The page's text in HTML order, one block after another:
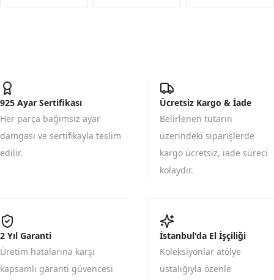
925 Ayar Sertifikası
Her parça bağımsız ayar
damgası ve sertifikayla teslim
edilir.
Ücretsiz Kargo & İade
Belirlenen tutarın
üzerindeki siparişlerde
kargo ücretsiz, iade süreci
kolaydır.
2 Yıl Garanti
Üretim hatalarına karşı
kapsamlı garanti güvencesi
İstanbul'da El İşçiliği
Koleksiyonlar atölye
ustalığıyla özenle